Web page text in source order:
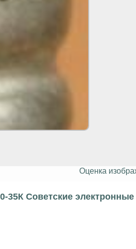
Оценка
35К Советские электронные